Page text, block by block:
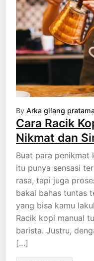
By Arka gilang pratama
Cara Racik
Nikmat dan
Buat para penikmat
itu punya sensasi
rasa, tapi juga
bakal bahas tuntas
yang bisa kamu
Racik kopi manual
barista. Justru,
[…]